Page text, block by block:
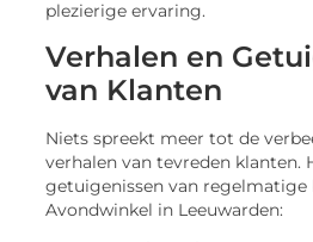
plezierige ervaring.
Verhalen en
van Klanten
Niets spreekt meer tot de
verhalen van tevreden klanten.
getuigenissen van regelmatige
Avondwinkel in Leeuwarden: